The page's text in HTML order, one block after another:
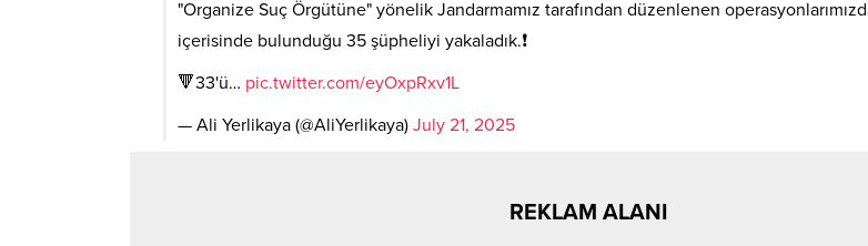
"Organize Suç Örgütüne" yönelik Jandarmamız tarafından düzenlenen
içerisinde bulunduğu 35 şüpheliyi yakaladık.❗
🔻33'ü… pic.twitter.com/eyOxpRxv1L
— Ali Yerlikaya (@AliYerlikaya) July 21, 2025
REKLAM ALANI